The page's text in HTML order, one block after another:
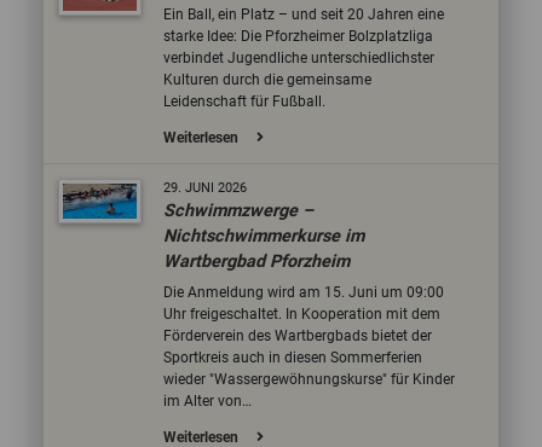
Ein Ball, ein Platz – und seit 20 Jahren eine
starke Idee: Die Pforzheimer Bolzplatzliga
verbindet Jugendliche unterschiedlichster
Kulturen durch die gemeinsame
Leidenschaft für Fußball.
Weiterlesen
29. JUNI 2026
Schwimmzwerge –
Nichtschwimmerkurse im
Wartbergbad Pforzheim
Die Anmeldung wird am 15. Juni um 09:00
Uhr freigeschaltet. In Kooperation mit dem
Förderverein des Wartbergbads bietet der
Sportkreis auch in diesen Sommerferien
wieder "Wassergewöhnungskurse" für Kinder
im Alter von…
Weiterlesen